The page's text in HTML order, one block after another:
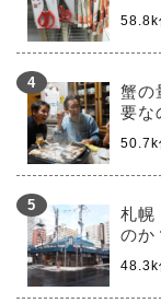
58.8k
蟹の
要な
50.7k
札幌
のか
48.3k